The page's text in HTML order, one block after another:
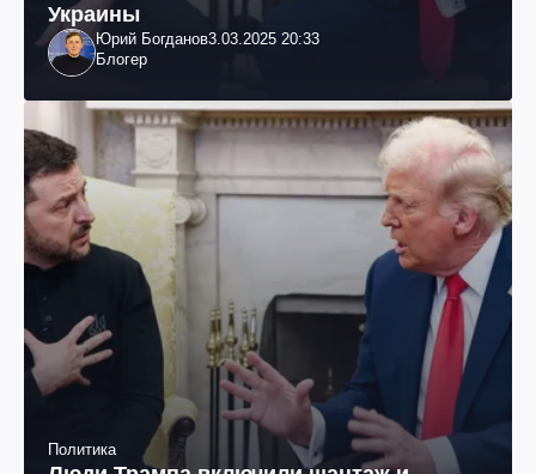
Украины
Юрий Богданов3.03.2025 20:33
Блогер
Политика